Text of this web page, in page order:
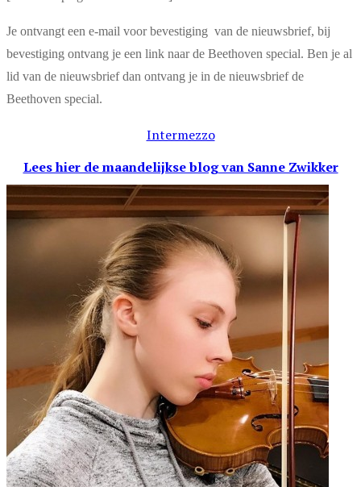
Je ontvangt een e-mail voor bevestiging van de nieuwsbrief, bij
bevestiging ontvang je een link naar de Beethoven special. Ben je al
lid van de nieuwsbrief dan ontvang je in de nieuwsbrief de
Beethoven special.
Intermezzo
Lees hier de maandelijkse blogvan Sanne Zwikker